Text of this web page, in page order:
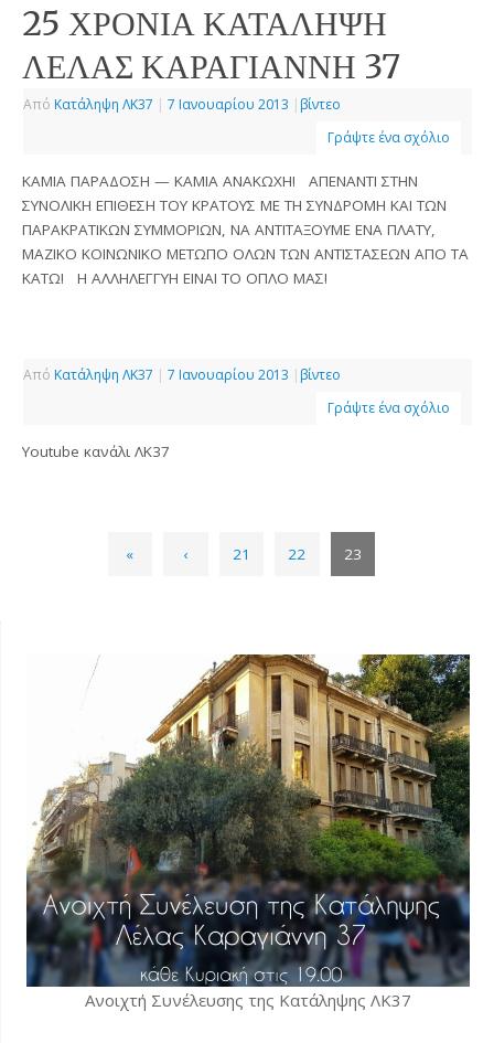
25 ΧΡΟΝΙΑ ΚΑΤΑΛΗΨΗ
ΛΕΛΑΣ ΚΑΡΑΓΙΑΝΝΗ 37
Από Κατάληψη ΛΚ37 | 7 Ιανουαρίου 2013 | βίντεο
Γράψτε ένα σχόλιο
ΚΑΜΙΑ ΠΑΡΑΔΟΣΗ — ΚΑΜΙΑ ΑΝΑΚΩΧΗ! ΑΠΕΝΑΝΤΙ ΣΤΗΝ
ΣΥΝΟΛΙΚΗ ΕΠΙΘΕΣΗ ΤΟΥ ΚΡΑΤΟΥΣ ΜΕ ΤΗ ΣΥΝΔΡΟΜΗ ΚΑΙ ΤΩΝ
ΠΑΡΑΚΡΑΤΙΚΩΝ ΣΥΜΜΟΡΙΩΝ, ΝΑ ΑΝΤΙΤΑΞΟΥΜΕ ΕΝΑ ΠΛΑΤΥ,
ΜΑΖΙΚΟ ΚΟΙΝΩΝΙΚΟ ΜΕΤΩΠΟ ΟΛΩΝ ΤΩΝ ΑΝΤΙΣΤΑΣΕΩΝ ΑΠΟ ΤΑ
ΚΑΤΩ! Η ΑΛΛΗΛΕΓΓΥΗ ΕΙΝΑΙ ΤΟ ΟΠΛΟ ΜΑΣ!
Από Κατάληψη ΛΚ37 | 7 Ιανουαρίου 2013 | βίντεο
Γράψτε ένα σχόλιο
Youtube κανάλι ΛΚ37
« ‹ 21 22 23
Ανοιχτή Συνέλευσης της Κατάληψης ΛΚ37